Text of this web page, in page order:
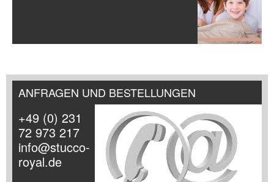
ANFRAGEN UND BESTELLUNGEN
+49 (0) 231
72 973 217
info@stucco-
royal.de